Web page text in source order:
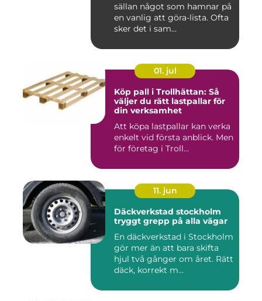
sällan något som hamnar på
en vanlig att göra-lista. Ofta
sker det i sam...
01. jul
Köp pall i Trollhättan: Så
väljer du rätt lastpallar för
din verksamhet
Att köpa lastpallar kan verka
enkelt vid första anblick. Men
för företag i Troll...
11. jun
Däckverkstad stockholm
tryggt grepp på alla vägar
En däckverkstad i Stockholm
gör mer än att bara skifta
hjul två gånger om året. Rätt
däck, korrekt m...